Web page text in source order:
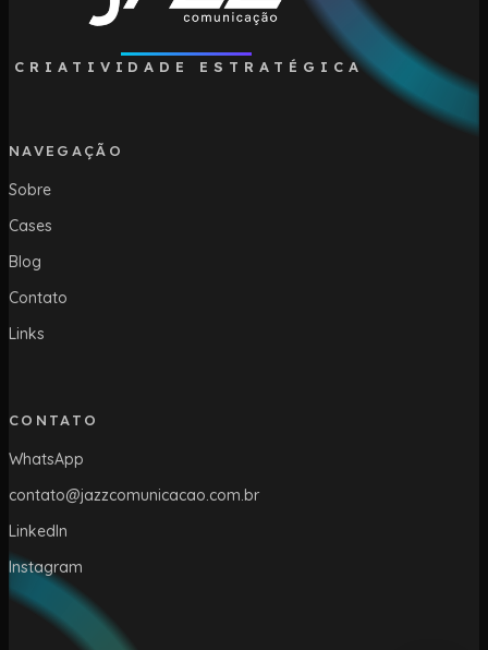
CRIATIVIDADE ESTRATÉGICA
NAVEGAÇÃO
Sobre
Cases
Blog
Contato
Links
CONTATO
WhatsApp
contato@jazzcomunicacao.com.br
LinkedIn
Instagram